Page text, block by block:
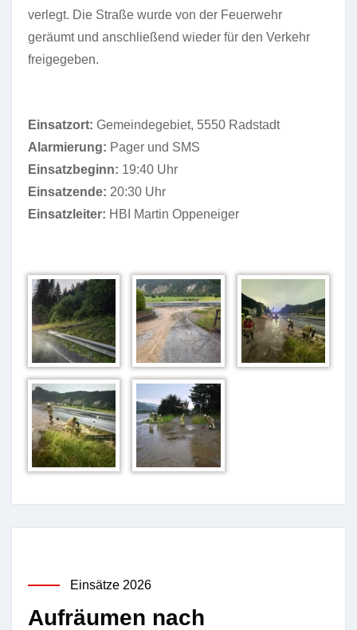
verlegt. Die Straße wurde von der Feuerwehr
geräumt und anschließend wieder für den Verkehr
freigegeben.
Einsatzort: Gemeindegebiet, 5550 Radstadt
Alarmierung: Pager und SMS
Einsatzbeginn: 19:40 Uhr
Einsatzende: 20:30 Uhr
Einsatzleiter: HBI Martin Oppeneiger
Einsätze 2026
Aufräumen nach